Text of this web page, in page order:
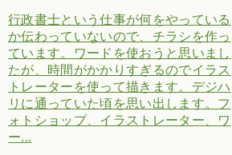
行政書士という仕事が何をやっている
か伝わっていないので、チラシを作っ
ています。ワードを使おうと思いまし
たが、時間がかかりすぎるのでイラス
トレーターを使って描きます。デジハ
リに通っていた頃を思い出します。フ
ォトショップ、イラストレーター、ワ
ー...